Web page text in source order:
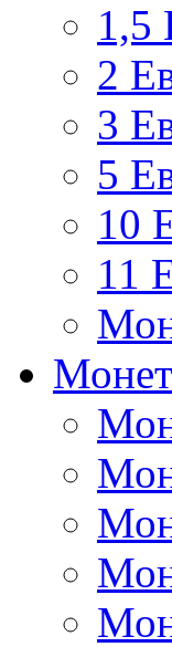
1,5
2
3
5
10
11